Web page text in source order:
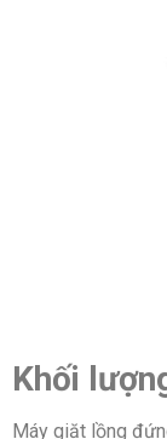
Khối
Máy giặt lồng